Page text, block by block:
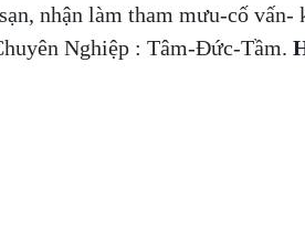
nhận làm tham mưu-cố vấn-
Nghiệp : Tâm-Đức-Tầm.